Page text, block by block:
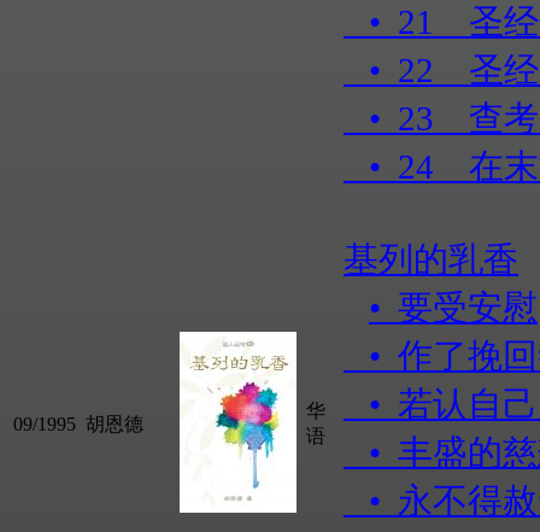
• 21 圣经
• 22 圣经
• 23 查
• 24 在末
09/1995 胡恩德
华
语
基列的乳香
• 要受安慰
• 作了挽
• 若认自
• 丰盛的
• 永不得